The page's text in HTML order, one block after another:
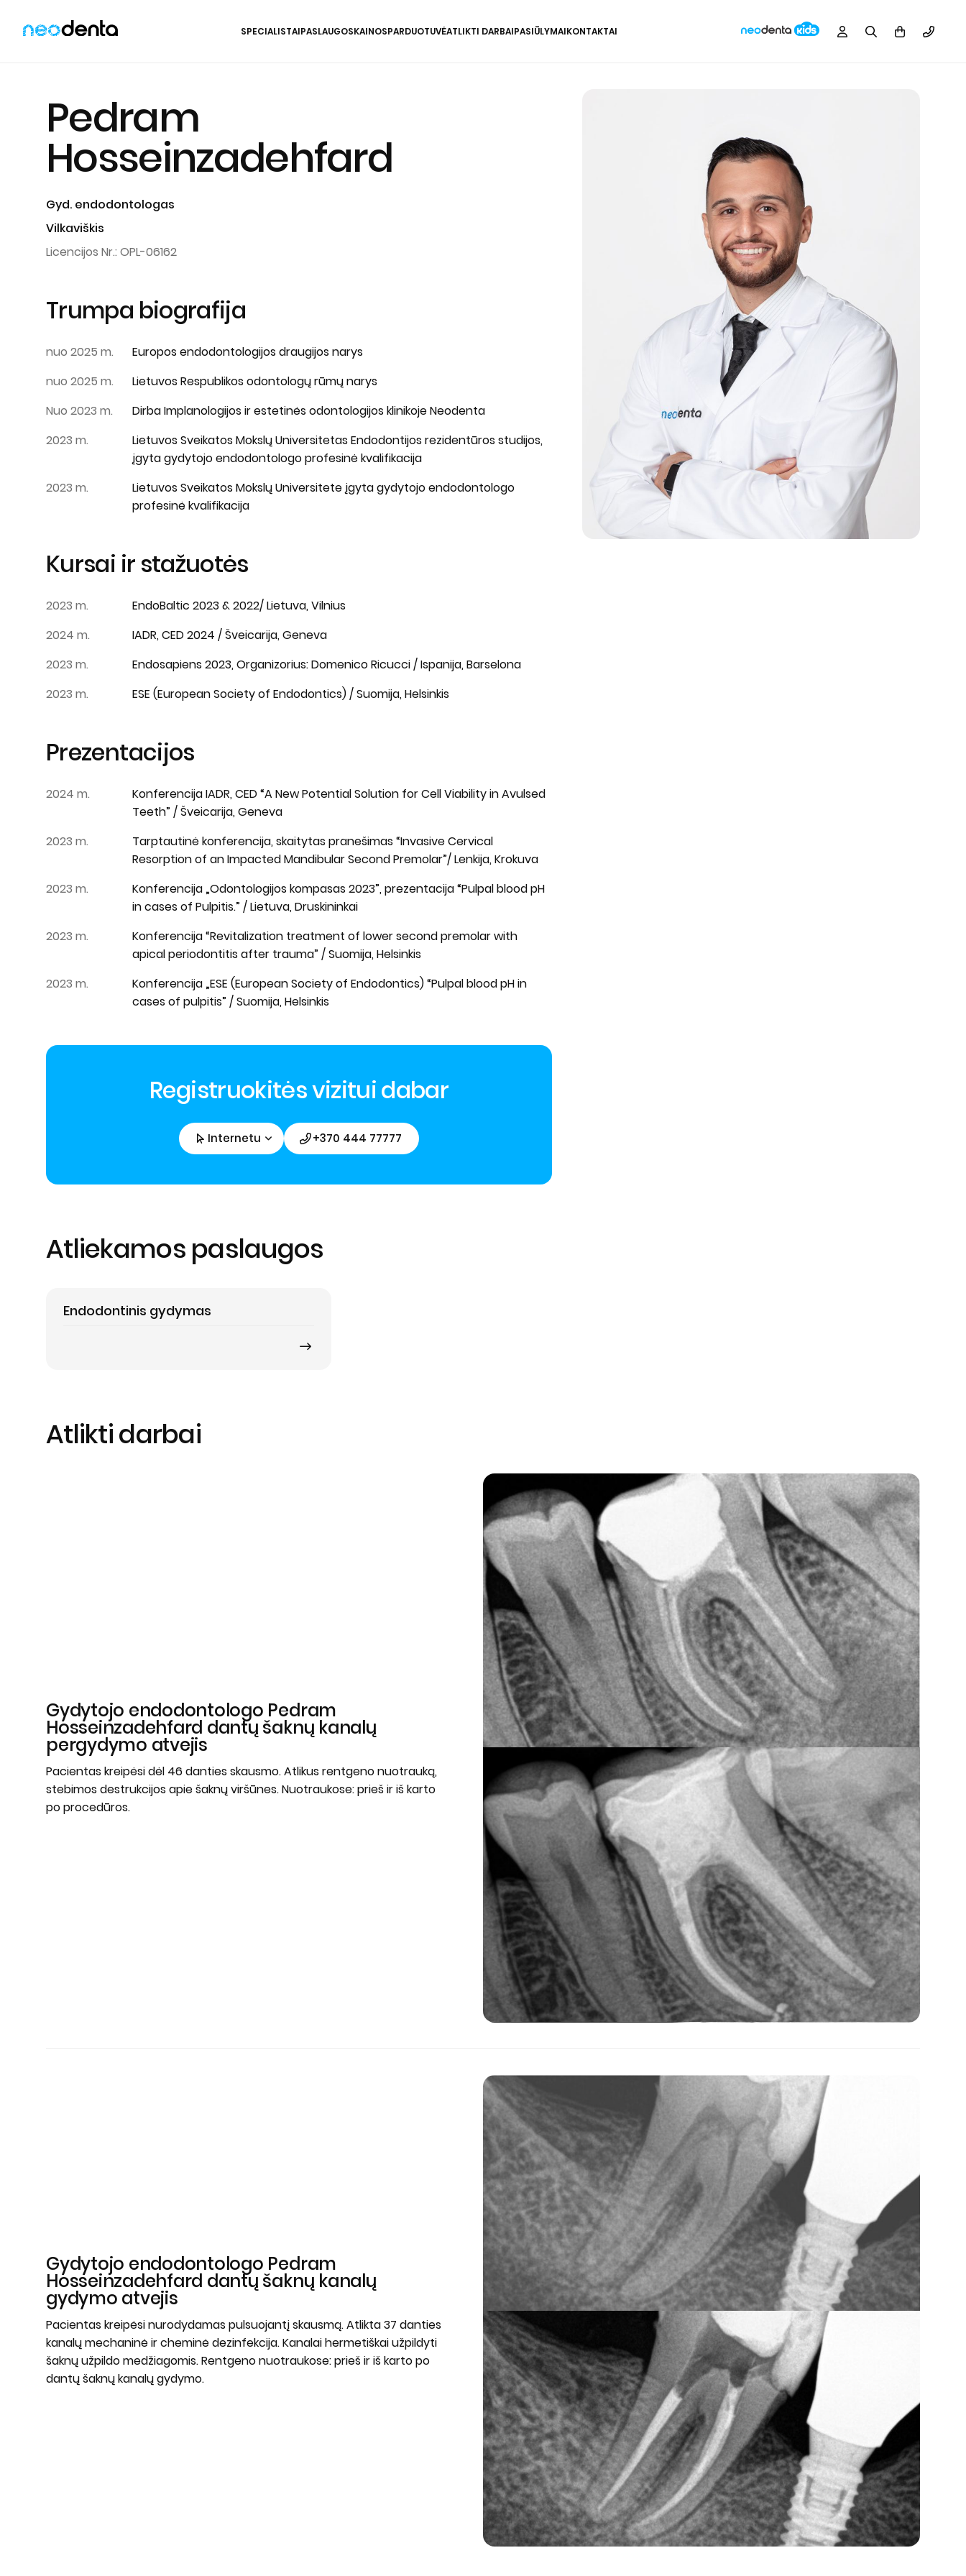
SPECIALISTAIPASLAUGOSKAINOSPARDUOTUVĖATLIKTI DARBAIPASIŪLYMAIKONTAKTAI
Pedram
Hosseinzadehfard
Gyd. endodontologas
Vilkaviškis
Licencijos Nr.: OPL-06162
Trumpa biografija
nuo 2025 m.
Europos endodontologijos draugijos narys
nuo 2025 m.
Lietuvos Respublikos odontologų rūmų narys
Nuo 2023 m.
Dirba Implanologijos ir estetinės odontologijos klinikoje Neodenta
2023 m.
Lietuvos Sveikatos Mokslų Universitetas Endodontijos rezidentūros studijos,
įgyta gydytojo endodontologo profesinė kvalifikacija
2023 m.
Lietuvos Sveikatos Mokslų Universitete įgyta gydytojo endodontologo
profesinė kvalifikacija
Kursai ir stažuotės
2023 m.
EndoBaltic 2023 & 2022/ Lietuva, Vilnius
2024 m.
IADR, CED 2024 / Šveicarija, Geneva
2023 m.
Endosapiens 2023, Organizorius: Domenico Ricucci / Ispanija, Barselona
2023 m.
ESE (European Society of Endodontics) / Suomija, Helsinkis
Prezentacijos
2024 m.
Konferencija IADR, CED “A New Potential Solution for Cell Viability in Avulsed
Teeth” / Šveicarija, Geneva
2023 m.
Tarptautinė konferencija, skaitytas pranešimas “Invasive Cervical
Resorption of an Impacted Mandibular Second Premolar”/ Lenkija, Krokuva
2023 m.
Konferencija „Odontologijos kompasas 2023”, prezentacija “Pulpal blood pH
in cases of Pulpitis.” / Lietuva, Druskininkai
2023 m.
Konferencija “Revitalization treatment of lower second premolar with
apical periodontitis after trauma” / Suomija, Helsinkis
2023 m.
Konferencija „ESE (European Society of Endodontics) “Pulpal blood pH in
cases of pulpitis” / Suomija, Helsinkis
Registruokitės vizitui dabar
Internetu +370 444 77777
Atliekamos paslaugos
Endodontinis gydymas
Atlikti darbai
Gydytojo endodontologo Pedram
Hosseinzadehfard dantų šaknų kanalų
pergydymo atvejis
Pacientas kreipėsi dėl 46 danties skausmo. Atlikus rentgeno nuotrauką,
stebimos destrukcijos apie šaknų viršūnes. Nuotraukose: prieš ir iš karto
po procedūros.
Gydytojo endodontologo Pedram
Hosseinzadehfard dantų šaknų kanalų
gydymo atvejis
Pacientas kreipėsi nurodydamas pulsuojantį skausmą. Atlikta 37 danties
kanalų mechaninė ir cheminė dezinfekcija. Kanalai hermetiškai užpildyti
šaknų užpildo medžiagomis. Rentgeno nuotraukose: prieš ir iš karto po
dantų šaknų kanalų gydymo.